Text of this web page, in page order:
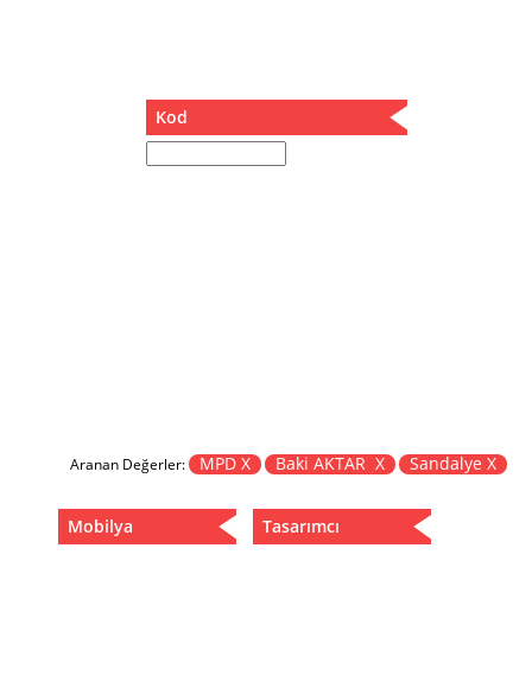
Separatör
Kod
Aranan Değerler: MPD X Baki AKTAR X Sandalye X
Mobilya Tasarımcı